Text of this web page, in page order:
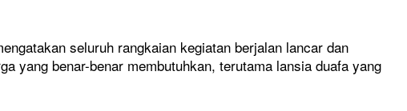
seluruh rangkaian kegiatan berjalan lancar dan
yang benar-benar membutuhkan, terutama lansia duafa yang